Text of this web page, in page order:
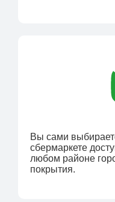
Вы сами
сбермаркете
любом районе
покрытия.